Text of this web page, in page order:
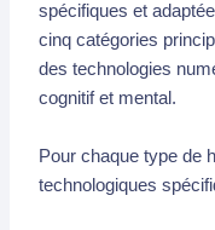
spécifiques et
cinq catégories
des technologies
cognitif et mental.
Pour chaque type de
technologiques